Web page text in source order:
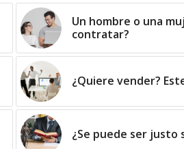
Un hombre o una
contratar?
¿Quiere vender?
¿Se puede ser justo